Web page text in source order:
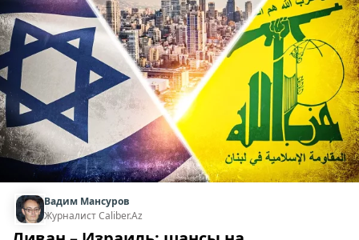
Вадим Мансуров
Журналист Caliber.Az